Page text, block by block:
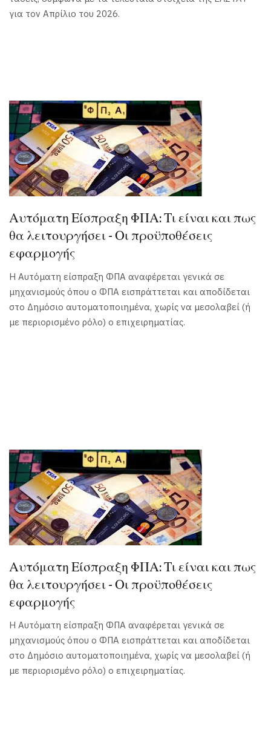
για τον Απρίλιο του 2026.
Αυτόματη Είσπραξη ΦΠΑ: Τι είναι και πως
θα λειτουργήσει - Οι προϋποθέσεις
εφαρμογής
Η Αυτόματη είσπραξη ΦΠΑ αναφέρεται γενικά σε
μηχανισμούς όπου ο ΦΠΑ εισπράττεται και αποδίδεται
στο Δημόσιο αυτοματοποιημένα, χωρίς να μεσολαβεί (ή
με περιορισμένο ρόλο) ο επιχειρηματίας.
Αυτόματη Είσπραξη ΦΠΑ: Τι είναι και πως
θα λειτουργήσει - Οι προϋποθέσεις
εφαρμογής
Η Αυτόματη είσπραξη ΦΠΑ αναφέρεται γενικά σε
μηχανισμούς όπου ο ΦΠΑ εισπράττεται και αποδίδεται
στο Δημόσιο αυτοματοποιημένα, χωρίς να μεσολαβεί (ή
με περιορισμένο ρόλο) ο επιχειρηματίας.